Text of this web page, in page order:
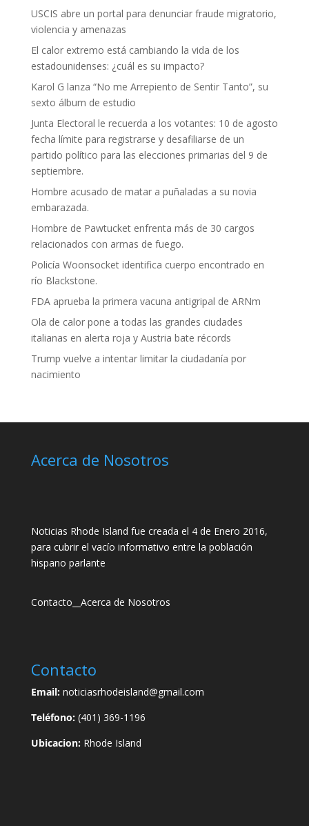
USCIS abre un portal para denunciar fraude migratorio,
violencia y amenazas
El calor extremo está cambiando la vida de los
estadounidenses: ¿cuál es su impacto?
Karol G lanza “No me Arrepiento de Sentir Tanto”, su
sexto álbum de estudio
Junta Electoral le recuerda a los votantes: 10 de agosto
fecha límite para registrarse y desafiliarse de un
partido político para las elecciones primarias del 9 de
septiembre.
Hombre acusado de matar a puñaladas a su novia
embarazada.
Hombre de Pawtucket enfrenta más de 30 cargos
relacionados con armas de fuego.
Policía Woonsocket identifica cuerpo encontrado en
río Blackstone.
FDA aprueba la primera vacuna antigripal de ARNm
Ola de calor pone a todas las grandes ciudades
italianas en alerta roja y Austria bate récords
Trump vuelve a intentar limitar la ciudadanía por
nacimiento
Acerca de Nosotros
Noticias Rhode Island fue creada el 4 de Enero 2016,
para cubrir el vacío informativo entre la población
hispano parlante
Contacto Acerca de Nosotros
Contacto
Email:noticiasrhodeisland@gmail.com
Teléfono:(401) 369-1196
Ubicacion:Rhode Island